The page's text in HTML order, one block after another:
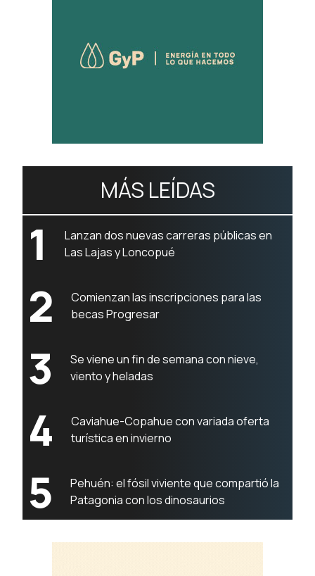
MÁS LEÍDAS
1
Lanzan dos nuevas carreras públicas en
Las Lajas y Loncopué
2
Comienzan las inscripciones para las
becas Progresar
3
Se viene un fin de semana con nieve,
viento y heladas
4
Caviahue-Copahue con variada oferta
turística en invierno
5
Pehuén: el fósil viviente que compartió la
Patagonia con los dinosaurios